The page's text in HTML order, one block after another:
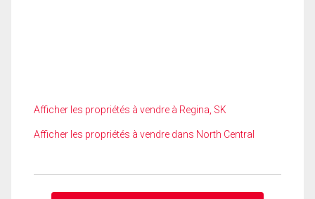
Afficher les propriétés à vendre à Regina, SK
Afficher les propriétés à vendre dans North Central